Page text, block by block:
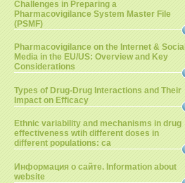
Challenges in Preparing a
Pharmacovigilance System Master File
(PSMF)
Pharmacovigilance on the Internet & Social
Media in the EU/US: Overview and Key
Considerations
Types of Drug-Drug Interactions and Their
Impact on Efficacy
Ethnic variability and mechanisms in drug
effectiveness wtih different doses in
different populations: ca
Информация о сайте. Information about
website